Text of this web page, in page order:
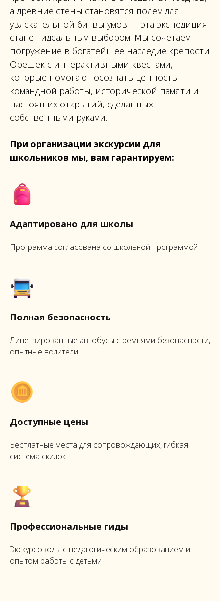
а древние стены становятся полем для
увлекательной битвы умов — эта экспедиция
станет идеальным выбором. Мы сочетаем
погружение в богатейшее наследие крепости
Орешек с интерактивными квестами,
которые помогают осознать ценность
командной работы, исторической памяти и
настоящих открытий, сделанных
собственными руками.
При организации экскурсии для
школьников мы, вам гарантируем:
Адаптировано для школы
Программа согласована со школьной программой
Полная безопасность
Лицензированные автобусы с ремнями безопасности,
опытные водители
Доступные цены
Бесплатные места для сопровождающих, гибкая
система скидок
Профессиональные гиды
Экскурсоводы с педагогическим образованием и
опытом работы с детьми